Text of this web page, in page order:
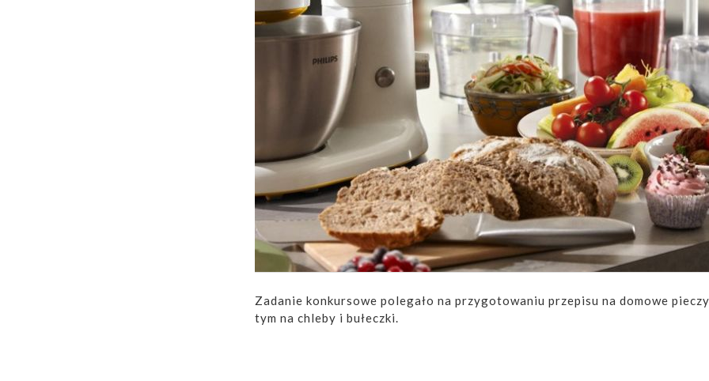
Zadanie konkursowe polegało na przygotowaniu przepisu na domowe
tym na chleby i bułeczki.